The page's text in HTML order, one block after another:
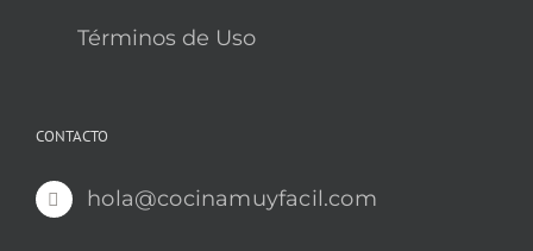
Términos de Uso
CONTACTO
hola@cocinamuyfacil.com